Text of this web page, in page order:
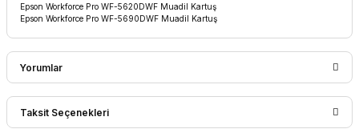
Epson Workforce Pro WF-5620DWF Muadil Kartuş
Epson Workforce Pro WF-5690DWF Muadil Kartuş
Yorumlar
Taksit Seçenekleri